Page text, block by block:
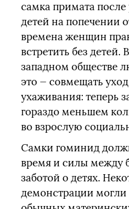
самка примата после
детей на попечении
времена женщин
встретить без
западном обществе
это — совмещать
ухаживания: теперь
гораздо меньшем
во взрослую
Самки гоминид
время и силы между
заботой о детях.
демонстрации